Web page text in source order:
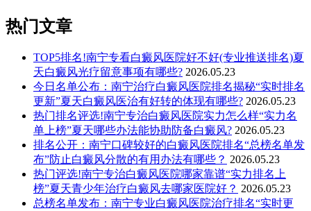
热门文章
TOP5排名!南宁专看白癜风医院好不好(专业推送排名)夏
天白癜风光疗留意事项有哪些? 2026.05.23
今日名单公布：南宁治疗白癜风医院排名揭秘“实时排名
更新”夏天白癜风医治有好转的体现有哪些? 2026.05.23
热门排名评选!南宁专治白癜风医院实力怎么样“实力名
单上榜”夏天哪些办法能协助防备白癜风? 2026.05.23
排名公开：南宁口碑较好的白癜风医院排名“总榜名单发
布”防止白癜风分散的有用办法有哪些？ 2026.05.23
热门评选!南宁专治白癜风医院哪家靠谱“实力排名上
榜”夏天青少年治疗白癜风去哪家医院好？ 2026.05.23
总榜名单发布：南宁专业白癜风医院治疗排名“实时更